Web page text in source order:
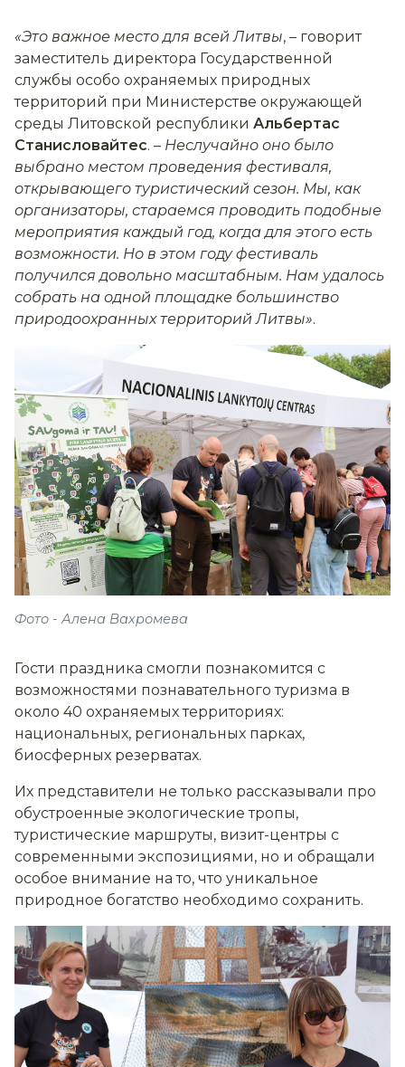
«Это важное место для всей Литвы, – говорит
заместитель директора Государственной
службы особо охраняемых природных
территорий при Министерстве окружающей
среды Литовской республики Альбертас
Станисловайтес. – Неслучайно оно было
выбрано местом проведения фестиваля,
открывающего туристический сезон. Мы, как
организаторы, стараемся проводить подобные
мероприятия каждый год, когда для этого есть
возможности. Но в этом году фестиваль
получился довольно масштабным. Нам удалось
собрать на одной площадке большинство
природоохранных территорий Литвы».
Фото - Алена Вахромева
Гости праздника смогли познакомится с
возможностями познавательного туризма в
около 40 охраняемых территориях:
национальных, региональных парках,
биосферных резерватах.
Их представители не только рассказывали про
обустроенные экологические тропы,
туристические маршруты, визит-центры с
современными экспозициями, но и обращали
особое внимание на то, что уникальное
природное богатство необходимо сохранить.